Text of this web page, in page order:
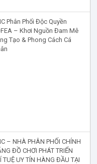
Phân Phối Độc Quyền
– Khơi Nguồn Đam Mê
Tạo & Phong Cách Cá
– NHÀ PHÂN PHỐI CHÍNH
ĐỒ CHƠI PHÁT TRIỂN
TUỆ UY TÍN HÀNG ĐẦU TẠI